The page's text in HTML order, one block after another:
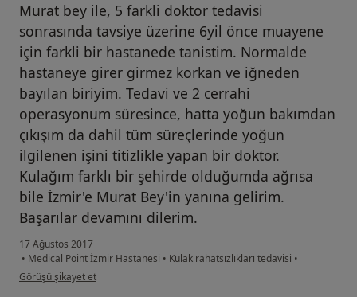
Murat bey ile, 5 farkli doktor tedavisi
sonrasında tavsiye üzerine 6yil önce muayene
için farkli bir hastanede tanistim. Normalde
hastaneye girer girmez korkan ve iğneden
bayılan biriyim. Tedavi ve 2 cerrahi
operasyonum süresince, hatta yoğun bakımdan
çıkışım da dahil tüm süreçlerinde yoğun
ilgilenen işini titizlikle yapan bir doktor.
Kulağım farklı bir şehirde olduğumda ağrısa
bile İzmir'e Murat Bey'in yanına gelirim.
Başarılar devamını dilerim.
17 Ağustos 2017
• Medical Point İzmir Hastanesi • Kulak rahatsızlıkları tedavisi •
kullanıcının görüşüne göre he...i
Görüşü şikayet et